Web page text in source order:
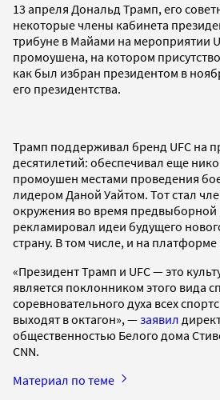
13 апреля Дональд Трамп, его
некоторые члены кабинета
трибуне в Майами на мероприятии
промоушена, на котором
как был избран президентом в
его президентства.
Трамп поддерживал бренд UFC на
десятилетий: обеспечивал еще
промоушен местами проведения
лидером Даной Уайтом. Тот стал
окружения во время предвыборной
рекламировал идеи будущего
страну. В том числе, и на платформе
«Президент Трамп и UFC — это
является поклонником этого вида
соревновательного духа всех
выходят в октагон», —заявил
общественностью Белого дома
CNN.
Материал по теме